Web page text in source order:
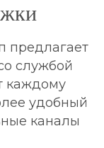
предлагает
службой
каждому
удобный
каналы